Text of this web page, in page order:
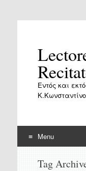
Εντός και
Menu
Tag